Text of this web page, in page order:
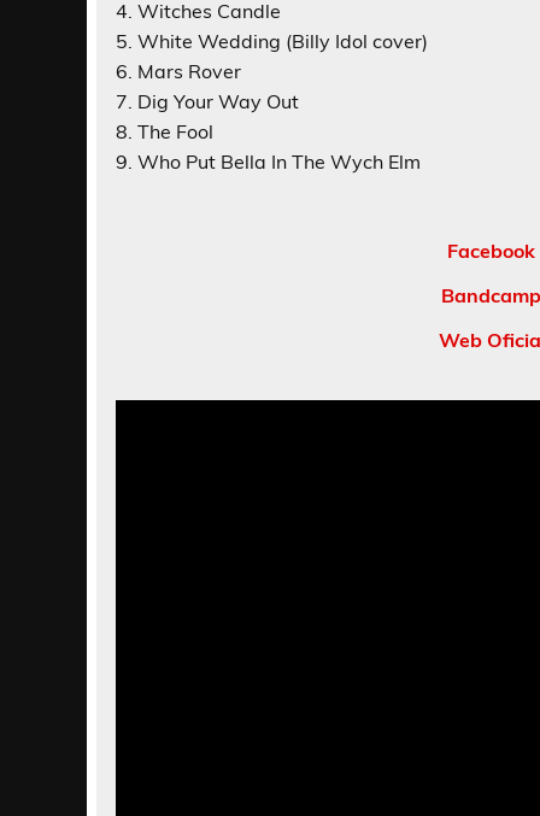
4. Witches Candle
5. White Wedding (Billy Idol cover)
6. Mars Rover
7. Dig Your Way Out
8. The Fool
9. Who Put Bella In The Wych Elm
Web